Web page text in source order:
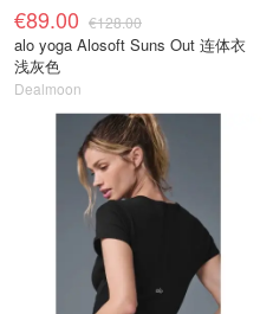
€89.00 €128.00
alo yoga Alosoft Suns Out 连体衣
浅灰色
Dealmoon